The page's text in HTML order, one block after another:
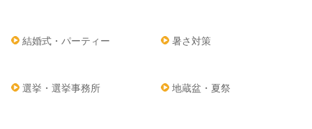
結婚式・パーティー 暑さ対策
選挙・選挙事務所 地蔵盆・夏祭